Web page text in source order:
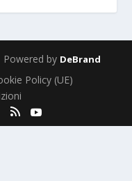
Powered by DeBrand
Policy (UE)